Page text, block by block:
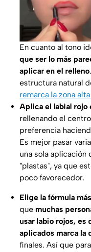
En cuanto al tono
que ser lo más
aplicar en el relleno
estructura natural
remarca la zona
Aplica el labial rojo
rellenando el
preferencia
Es mejor pasar
una sola aplicación
"plastas", ya que
poco favorecedor.
Elige la fórmula
que muchas
usar labio rojos, es
aplicados marca la
finales. Así que